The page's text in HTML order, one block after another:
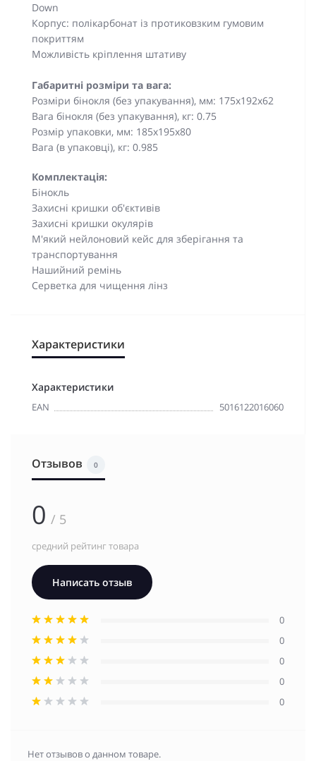
Down
Корпус: полікарбонат із протиковзким гумовим
покриттям
Можливість кріплення штативу
Габаритні розміри та вага:
Розміри бінокля (без упакування), мм: 175x192x62
Вага бінокля (без упакування), кг: 0.75
Розмір упаковки, мм: 185x195x80
Вага (в упаковці), кг: 0.985
Комплектація:
Бінокль
Захисні кришки об'єктивів
Захисні кришки окулярів
М'який нейлоновий кейс для зберігання та
транспортування
Нашийний ремінь
Серветка для чищення лінз
Характеристики
Характеристики
EAN 5016122016060
Отзывов 0
0 / 5
средний рейтинг товара
Написать отзыв
0
0
0
0
0
Нет отзывов о данном товаре.